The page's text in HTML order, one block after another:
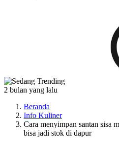
2 bulan yang lalu
Beranda
Info Kuliner
Cara menyimpan santan sisa
bisa jadi stok di dapur